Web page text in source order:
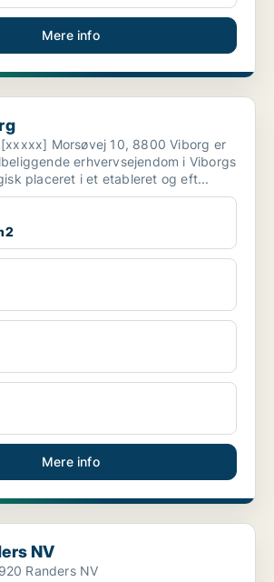
Mere info
8800 Viborg er
erhvervsejendom i Viborgs
placeret i et etableret og eft...
Mere info
NV
Randers NV